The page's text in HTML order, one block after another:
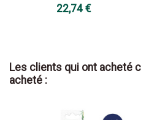
22,74 €
Les clients qui ont acheté
acheté :